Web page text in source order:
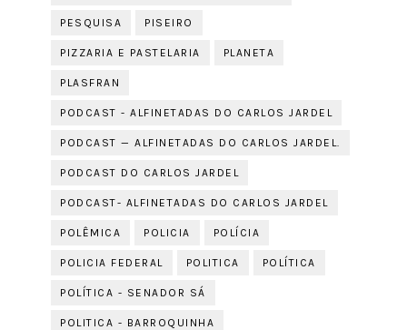
PESQUISA PISEIRO
PIZZARIA E PASTELARIA PLANETA
PLASFRAN
PODCAST - ALFINETADAS DO CARLOS JARDEL
PODCAST — ALFINETADAS DO CARLOS JARDEL.
PODCAST DO CARLOS JARDEL
PODCAST- ALFINETADAS DO CARLOS JARDEL
POLÊMICA POLICIA POLÍCIA
POLICIA FEDERAL POLITICA POLÍTICA
POLÍTICA - SENADOR SÁ
POLITICA - BARROQUINHA